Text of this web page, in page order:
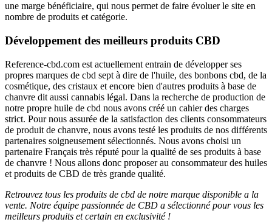
une marge bénéficiaire, qui nous permet de faire évoluer le site en
nombre de produits et catégorie.
Développement des meilleurs produits CBD
Reference-cbd.com est actuellement entrain de développer ses
propres marques de cbd sept à dire de l'huile, des bonbons cbd, de la
cosmétique, des cristaux et encore bien d'autres produits à base de
chanvre dit aussi cannabis légal. Dans la recherche de production de
notre propre huile de cbd nous avons créé un cahier des charges
strict. Pour nous assurée de la satisfaction des clients consommateurs
de produit de chanvre, nous avons testé les produits de nos différents
partenaires soigneusement sélectionnés. Nous avons choisi un
partenaire Français très réputé pour la qualité de ses produits à base
de chanvre ! Nous allons donc proposer au consommateur des huiles
et produits de CBD de très grande qualité.
Retrouvez tous les produits de cbd de notre marque disponible a la
vente. Notre équipe passionnée de CBD a sélectionné pour vous les
meilleurs produits et certain en exclusivité !